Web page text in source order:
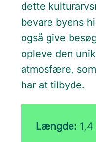
dette
bevare byens
også give
opleve den
atmosfære,
har at tilbyde.
Længde: 1,4